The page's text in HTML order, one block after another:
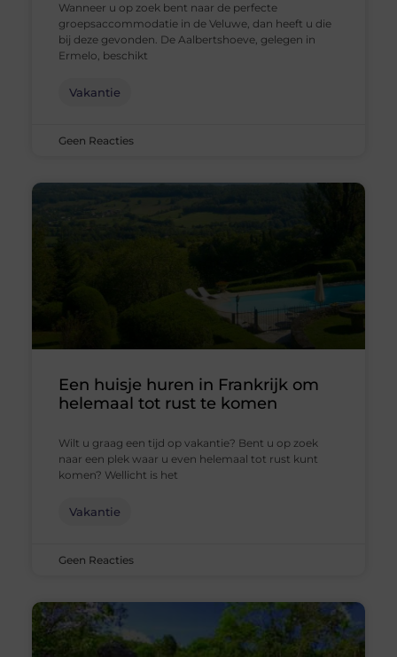
Wanneer u op zoek bent naar de perfecte
groepsaccommodatie in de Veluwe, dan heeft u die
bij deze gevonden. De Aalbertshoeve, gelegen in
Ermelo, beschikt
Vakantie
Geen Reacties
Een huisje huren in Frankrijk om
helemaal tot rust te komen
Wilt u graag een tijd op vakantie? Bent u op zoek
naar een plek waar u even helemaal tot rust kunt
komen? Wellicht is het
Vakantie
Geen Reacties